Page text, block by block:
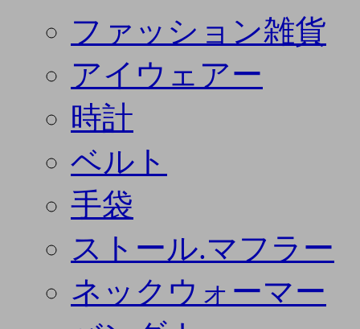
ファッション雑貨
アイウェアー
時計
ベルト
手袋
ストール.マフラー
ネックウォーマー